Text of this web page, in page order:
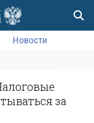
Новости
за